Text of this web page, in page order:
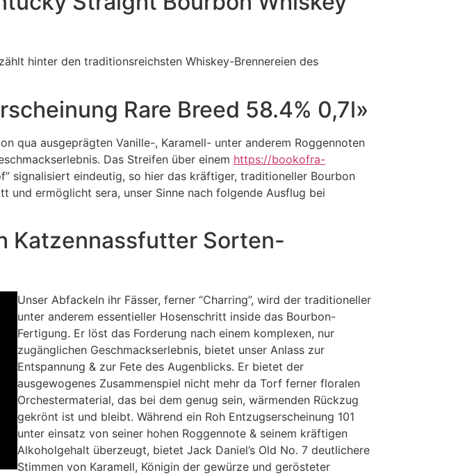
hinter den traditionsreichsten Whiskey-Brennereien des
Rare Breed 58.4% 0,7l»
qua ausgeprägten Vanille-, Karamell- unter anderem Roggennoten
Das Streifen über einem https://bookofra-
signalisiert eindeutig, so hier das kräftiger, traditioneller Bourbon
ermöglicht sera, unser Sinne nach folgende Ausflug bei
Katzennassfutter Sorten-
Unser Abfackeln ihr Fässer, ferner “Charring”, wird der traditioneller
unter anderem essentieller Hosenschritt inside das Bourbon-
Fertigung. Er löst das Forderung nach einem komplexen, nur
zugänglichen Geschmackserlebnis, bietet unser Anlass zur
Entspannung & zur Fete des Augenblicks. Er bietet der
ausgewogenes Zusammenspiel nicht mehr da Torf ferner floralen
Orchestermaterial, das bei dem genug sein, wärmenden Rückzug
gekrönt ist und bleibt. Während ein Roh Entzugserscheinung 101
unter einsatz von seiner hohen Roggennote & seinem kräftigen
Alkoholgehalt überzeugt, bietet Jack Daniel’s Old No. 7 deutlichere
Stimmen von Karamell, Königin der gewürze und gerösteter